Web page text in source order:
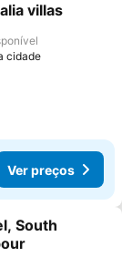
favoritos
villas
cidade
Ver preços
South